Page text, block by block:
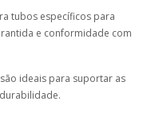
tubos específicos para
e conformidade com
ideais para suportar as